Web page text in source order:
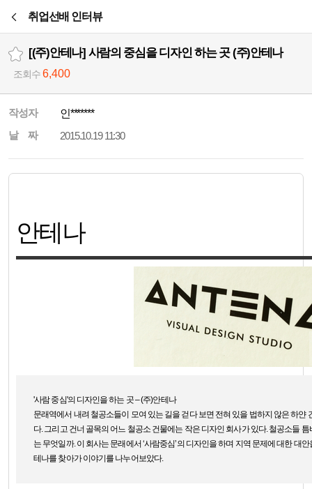
취업선배 인터뷰
[(주)안테나] 사람의 중심을 디자인 하는 곳 (주)안테나
조회수6,400
작성자
인*******
날 짜
2015.10.19 11:30
안테나
'사람 중심'의 디자인을 하는 곳 – (주)안테나
문래역에서 내려 철공소들이 모여 있는 길을 걷다 보면 전혀 있을 법하지 않은 하얀
다. 그리고 건너 골목의 어느 철공소 건물에는 작은 디자인 회사가 있다. 철공소들
는 무엇일까. 이 회사는 문래에서 ‘사람중심’의 디자인을 하며 지역 문제에 대한 대
테나를 찾아가 이야기를 나누어보았다.